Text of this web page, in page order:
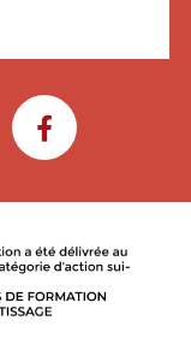
FACEBOOK